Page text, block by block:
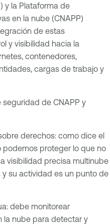
y la Plataforma de
en la nube (CNAPP)
de estas
y visibilidad hacia la
contenedores,
cargas de trabajo y
seguridad de CNAPP y
derechos: como dice el
podemos proteger lo que no
visibilidad precisa multinube
y su actividad es un punto de
debe monitorear
la nube para detectar y